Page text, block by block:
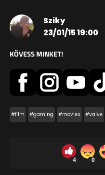
Sziky
23/01/15 19:00
KÖVESS MINKET!
#film #gaming #movies #valve
4 0